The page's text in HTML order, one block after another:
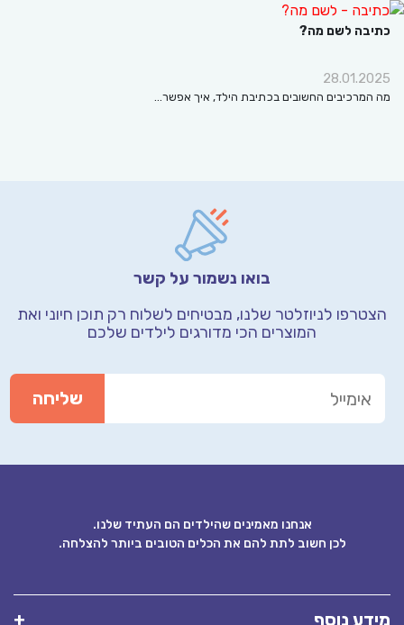
לשם מה?
החשובים בכתיבת הילד, איך אפשר…
בואו נשמור על קשר
לניוזלטר שלנו, מבטיחים לשלוח רק תוכן חיוניואת
המוצרים הכי מדורגים לילדים שלכם
אנחנו מאמינים שהילדים הם העתיד שלנו.
לכן חשוב לתת להם את הכלים הטובים ביותר להצלחה.
נוסף